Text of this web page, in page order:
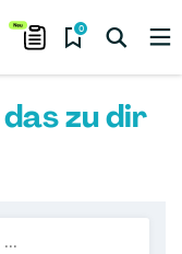
0
zu dir